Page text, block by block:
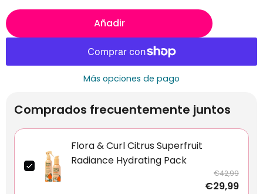
Añadir
Más opciones de pago
Comprados frecuentemente juntos
Flora & Curl Citrus Superfruit
Radiance Hydrating Pack
€42,99
€29,99